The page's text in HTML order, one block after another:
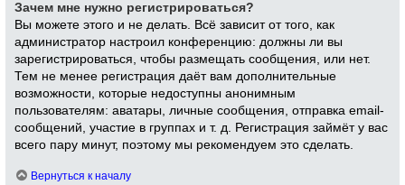
Зачем мне нужно регистрироваться?
Вы можете этого и не делать. Всё зависит от того, как
администратор настроил конференцию: должны ли вы
зарегистрироваться, чтобы размещать сообщения, или нет.
Тем не менее регистрация даёт вам дополнительные
возможности, которые недоступны анонимным
пользователям: аватары, личные сообщения, отправка email-
сообщений, участие в группах и т. д. Регистрация займёт у вас
всего пару минут, поэтому мы рекомендуем это сделать.
Вернуться к началу